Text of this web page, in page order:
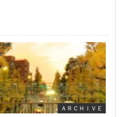
ＡＲＣＨＩＶＥ